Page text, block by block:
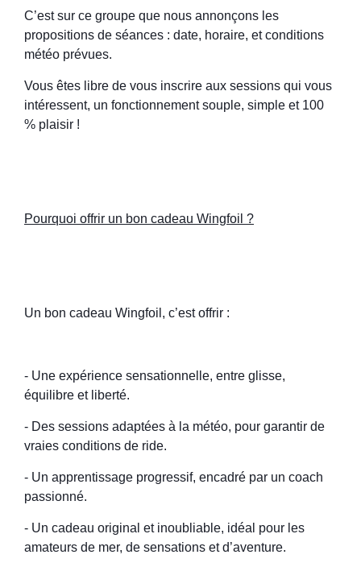
C’est sur ce groupe que nous annonçons les
propositions de séances : date, horaire, et conditions
météo prévues.
Vous êtes libre de vous inscrire aux sessions qui vous
intéressent, un fonctionnement souple, simple et 100
% plaisir !
Pourquoi offrir un bon cadeau Wingfoil ?
Un bon cadeau Wingfoil, c’est offrir :
- Une expérience sensationnelle, entre glisse,
équilibre et liberté.
- Des sessions adaptées à la météo, pour garantir de
vraies conditions de ride.
- Un apprentissage progressif, encadré par un coach
passionné.
- Un cadeau original et inoubliable, idéal pour les
amateurs de mer, de sensations et d’aventure.